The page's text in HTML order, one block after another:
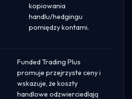
kopiowania
handlu/hedgingu
pomiędzy kontami.
Funded Trading Plus
promuje przejrzyste ceny i
wskazuje, że koszty
handlowe odzwierciedlają